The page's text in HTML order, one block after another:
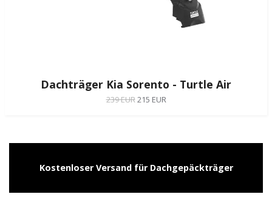
Dachträger Kia Sorento - Turtle Air
239 EUR215 EUR
Kostenloser Versand für Dachgepäckträger